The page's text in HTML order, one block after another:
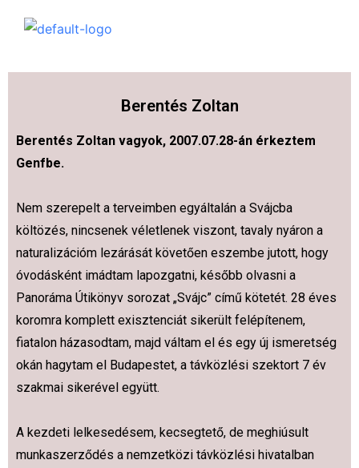
Berentés Zoltan
Berentés Zoltan vagyok, 2007.07.28-án érkeztem
Genfbe.
Nem szerepelt a terveimben egyáltalán a Svájcba
költözés, nincsenek véletlenek viszont, tavaly nyáron a
naturalizációm lezárását követően eszembe jutott, hogy
óvodásként imádtam lapozgatni, később olvasni a
Panoráma Útikönyv sorozat „Svájc” című kötetét. 28 éves
koromra komplett exisztenciát sikerült felépítenem,
fiatalon házasodtam, majd váltam el és egy új ismeretség
okán hagytam el Budapestet, a távközlési szektort 7 év
szakmai sikerével együtt.
A kezdeti lelkesedésem, kecsegtető, de meghiúsult
munkaszerződés a nemzetközi távközlési hivatalban